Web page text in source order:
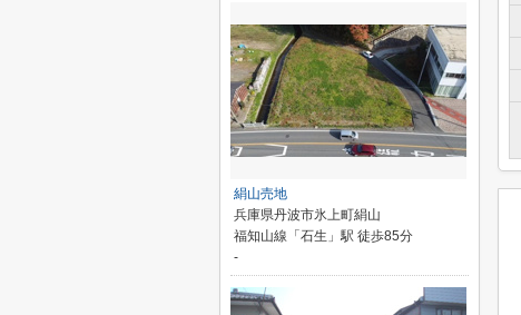
絹山売地
兵庫県丹波市氷上町絹山
福知山線「石生」駅 徒歩85分
-